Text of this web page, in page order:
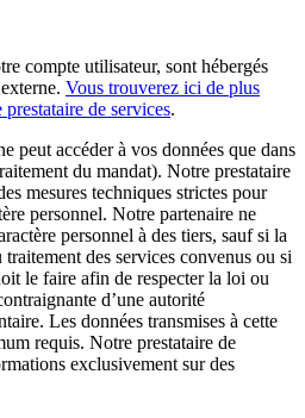
compte utilisateur, sont hébergés
Vous trouverez ici de plus
de services.
peut accéder à vos données que dans
du mandat). Notre prestataire
mesures techniques strictes pour
personnel. Notre partenaire ne
personnel à des tiers, sauf si la
traitement des services convenus ou si
le faire afin de respecter la loi ou
d’une autorité
Les données transmises à cette
requis. Notre prestataire de
exclusivement sur des